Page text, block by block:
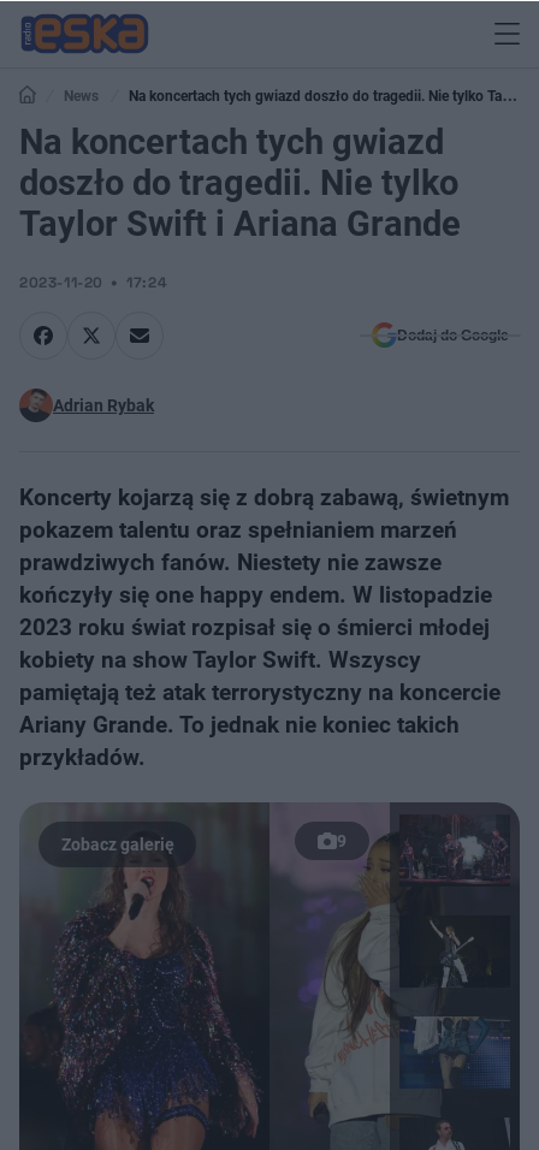
News
Na koncertach tych gwiazd doszło do tragedii. Nie tylko Taylor
Swift i Ariana Grande
Na koncertach tych gwiazd
doszło do tragedii. Nie tylko
Taylor Swift i Ariana Grande
2023-11-20 17:24
Dodaj do Google
Adrian Rybak
Koncerty kojarzą się z dobrą zabawą, świetnym
pokazem talentu oraz spełnianiem marzeń
prawdziwych fanów. Niestety nie zawsze
kończyły się one happy endem. W listopadzie
2023 roku świat rozpisał się o śmierci młodej
kobiety na show Taylor Swift. Wszyscy
pamiętają też atak terrorystyczny na koncercie
Ariany Grande. To jednak nie koniec takich
przykładów.
9